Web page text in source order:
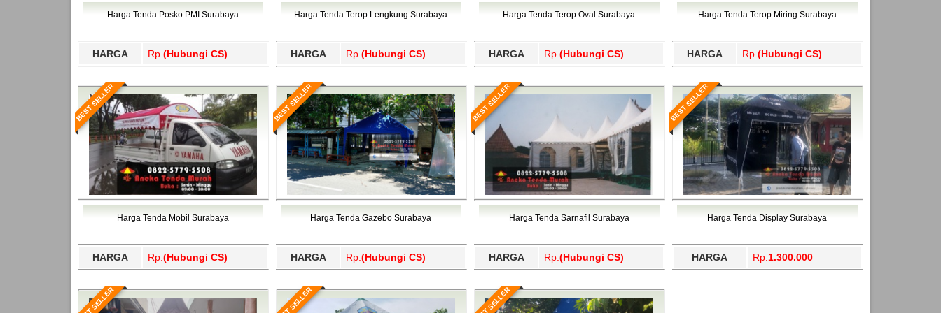
Bawang Barat, Tulangbawang, Tulungagung, Wajo, Wakatobi, Waropen, Way Kanan, Wonogiri, Wonosobo, Yahukimo, Yalimo, Yogyakarta.
Harga Tenda Posko PMI Surabaya
HARGA Rp. (Hubungi CS)
Harga Tenda Terop Lengkung Surabaya
HARGA Rp. (Hubungi CS)
Harga Tenda Terop Oval Surabaya
HARGA Rp. (Hubungi CS)
Harga Tenda Terop Miring Surabaya
HARGA Rp. (Hubungi CS)
BEST SELLER
Harga Tenda Mobil Surabaya
HARGA Rp. (Hubungi CS)
BEST SELLER
Harga Tenda Gazebo Surabaya
HARGA Rp. (Hubungi CS)
BEST SELLER
Harga Tenda Sarnafil Surabaya
HARGA Rp. (Hubungi CS)
BEST SELLER
Harga Tenda Display Surabaya
HARGA Rp. 1.300.000